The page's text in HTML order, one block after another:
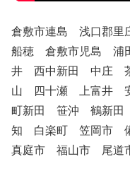
倉敷市連島 浅口郡
船穂 倉敷市児島
井 西中新田 中庄
山 四十瀬 上富井
町新田 笹沖 鶴新
知 白楽町 笠岡市
真庭市 福山市 尾道